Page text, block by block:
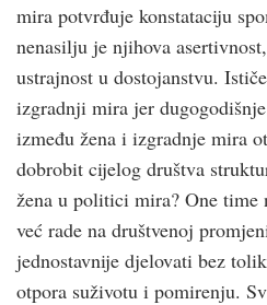
mira potvrđuje konstataciju
nenasilju je njihova
ustrajnost u dostojanstvu.
izgradnji mira jer
između žena i izgradnje mira
dobrobit cijelog društva
žena u politici mira? One time
već rade na društvenoj
jednostavnije djelovati bez
otpora suživotu i pomirenju.